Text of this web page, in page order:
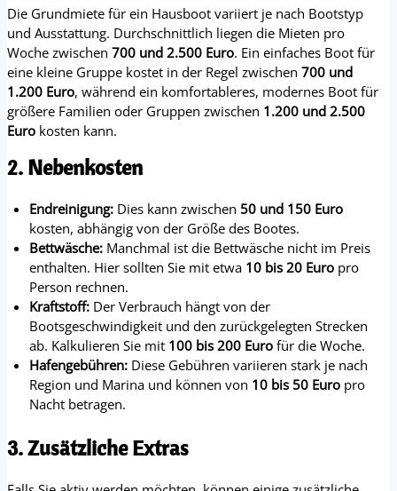
Die Grundmiete für ein Hausboot variiert je nach Bootstyp
und Ausstattung. Durchschnittlich liegen die Mieten pro
Woche zwischen700 und 2.500 Euro. Ein einfaches Boot für
eine kleine Gruppe kostet in der Regel zwischen700 und
1.200 Euro, während ein komfortableres, modernes Boot für
größere Familien oder Gruppen zwischen 1.200 und 2.500
Euro kosten kann.
2. Nebenkosten
Endreinigung: Dies kann zwischen 50 und 150 Euro
kosten, abhängig von der Größe des Bootes.
Bettwäsche: Manchmal ist die Bettwäsche nicht im Preis
enthalten. Hier sollten Sie mit etwa 10 bis 20 Euro pro
Person rechnen.
Kraftstoff: Der Verbrauch hängt von der
Bootsgeschwindigkeit und den zurückgelegten Strecken
ab. Kalkulieren Sie mit 100 bis 200 Euro für die Woche.
Hafengebühren: Diese Gebühren variieren stark je nach
Region und Marina und können von 10 bis 50 Euro pro
Nacht betragen.
3. Zusätzliche Extras